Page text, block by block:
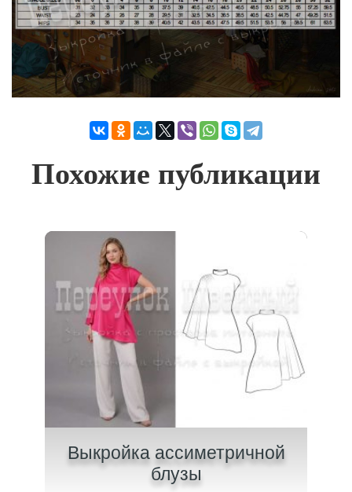
Похожие публикации
Выкройка ассиметричной
блузы